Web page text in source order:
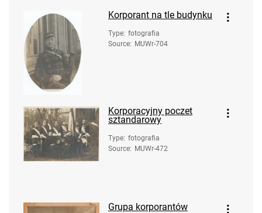
Korporant na tle budynku
Type: fotografia
Source: MUWr-704
Korporacyjny poczet
sztandarowy
Type: fotografia
Source: MUWr-472
Grupa korporantów